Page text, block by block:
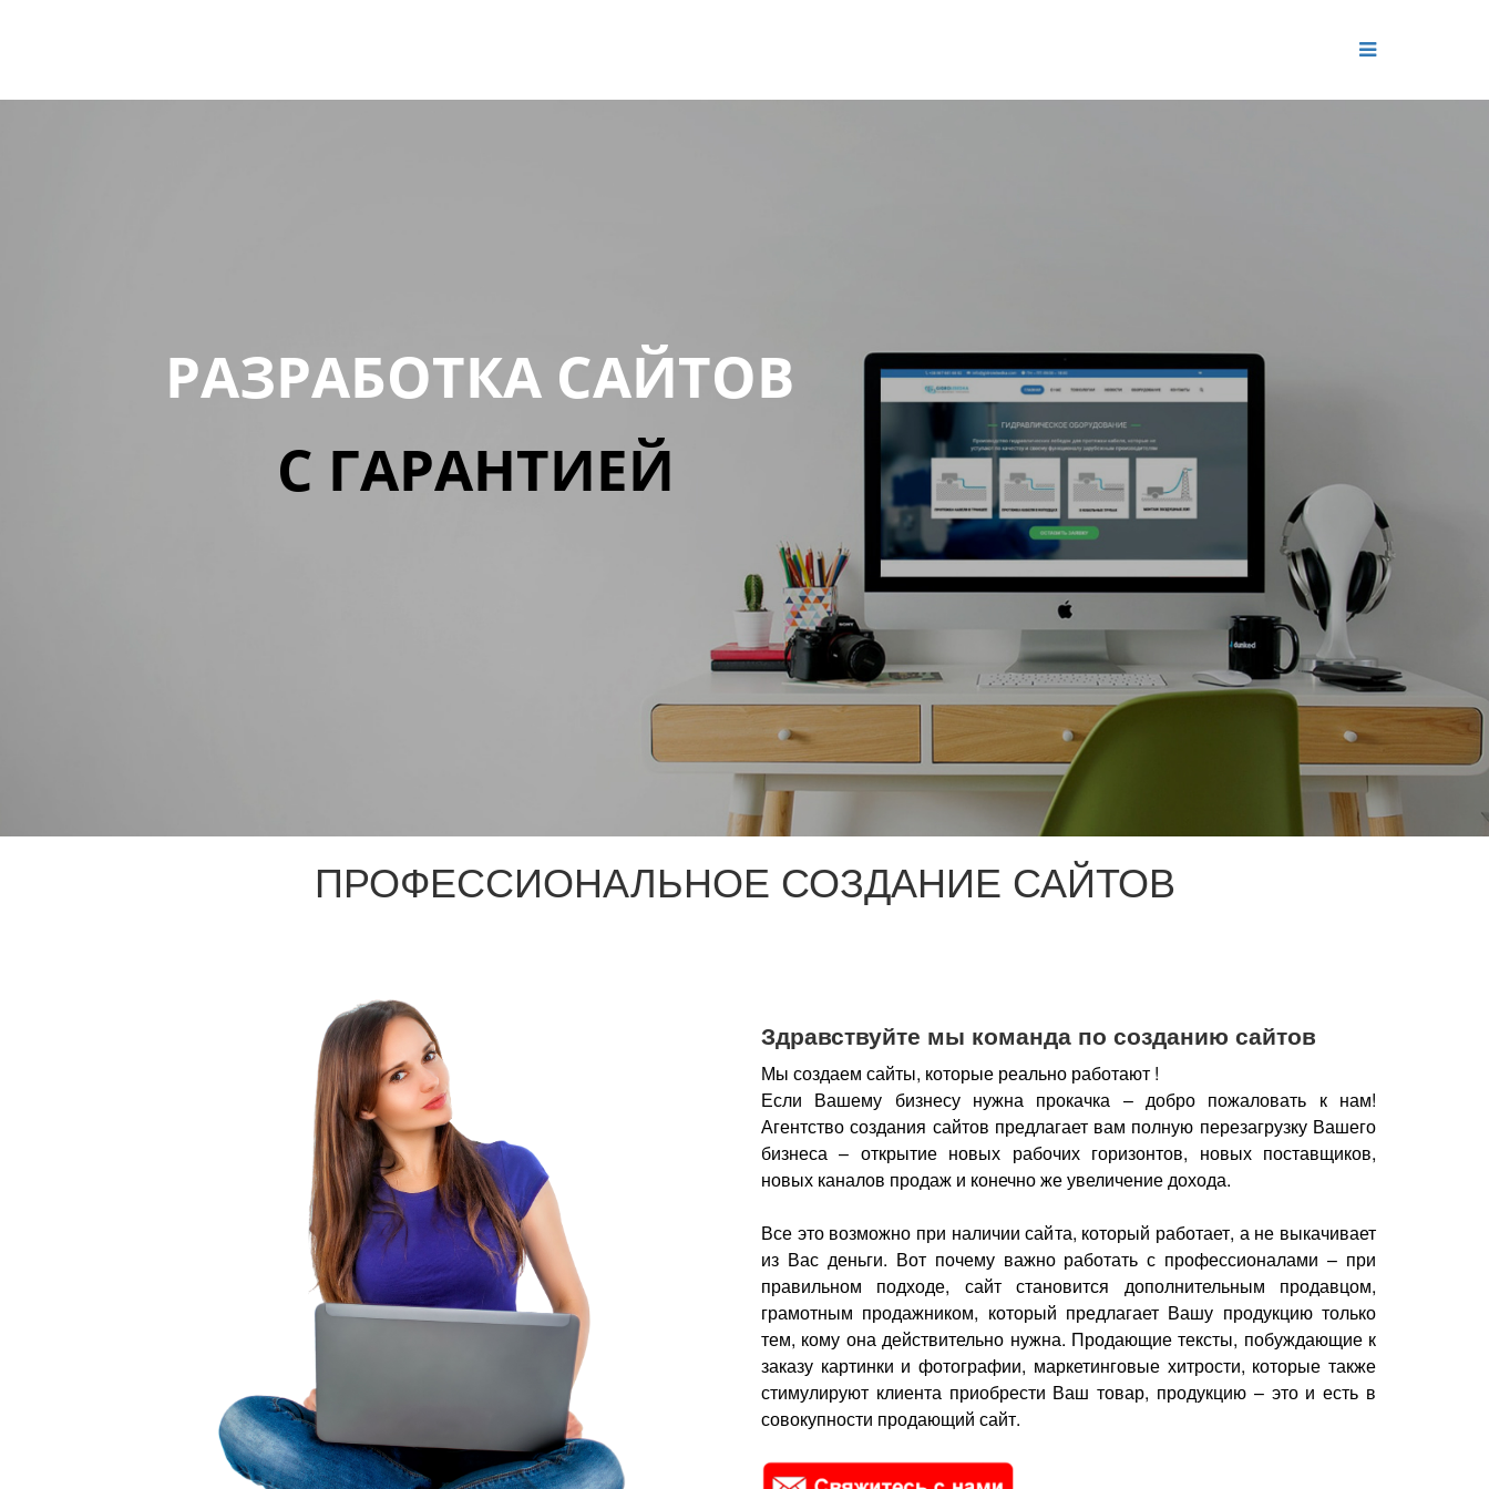
РАЗРАБОТКА САЙТОВ
С ГАРАНТИЕЙ
ПРОФЕССИОНАЛЬНОЕ СОЗДАНИЕ САЙТОВ
Здравствуйте мы команда по созданию сайтов
Мы создаем сайты, которые реально работают !
Если Вашему бизнесу нужна прокачка – добро пожаловать к нам!
Агентство создания сайтов предлагает вам полную перезагрузку Вашего
бизнеса – открытие новых рабочих горизонтов, новых поставщиков,
новых каналов продаж и конечно же увеличение дохода.
Все это возможно при наличии сайта, который работает, а не выкачивает
из Вас деньги. Вот почему важно работать с профессионалами – при
правильном подходе, сайт становится дополнительным продавцом,
грамотным продажником, который предлагает Вашу продукцию только
тем, кому она действительно нужна. Продающие тексты, побуждающие к
заказу картинки и фотографии, маркетинговые хитрости, которые также
стимулируют клиента приобрести Ваш товар, продукцию – это и есть в
совокупности продающий сайт.